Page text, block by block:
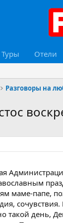
Туры Отели
Разговоры на
маме-папе,
такой день,